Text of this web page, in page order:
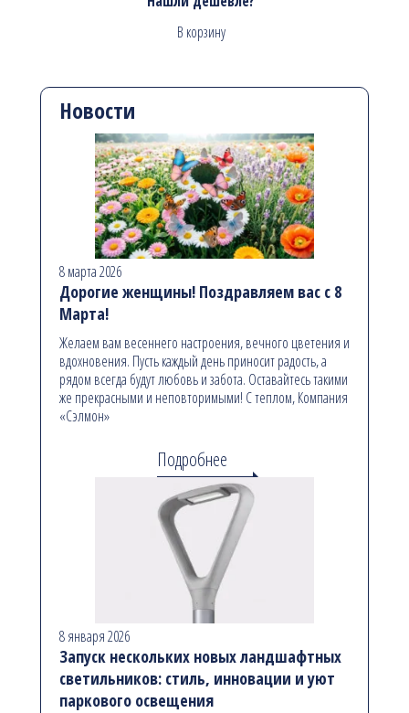
В корзину
Новости
8 марта 2026
Дорогие женщины! Поздравляем вас с 8
Марта!
Желаем вам весеннего настроения, вечного цветения и
вдохновения. Пусть каждый день приносит радость, а
рядом всегда будут любовь и забота. Оставайтесь такими
же прекрасными и неповторимыми! С теплом, Компания
«Сэлмон»
Подробнее
8 января 2026
Запуск нескольких новых ландшафтных
светильников: стиль, инновации и уют
паркового освещения